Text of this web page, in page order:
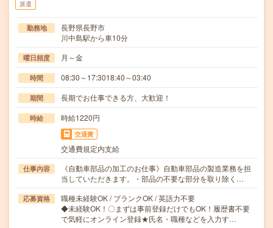
派遣
勤務地
長野県長野市
川中島駅から車10分
曜日頻度 月～金
時間 08:30～17:3018:40～03:40
期間 長期でお仕事できる方、大歓迎！
時給 時給1220円
交通費
交通費規定内支給
仕事内容
《自動車部品の加工のお仕事》自動車部品の製造業務を担
当していただきます。・部品の不要な部分を取り除く…
応募資格
職種未経験OK / ブランクOK / 英語力不要
◆未経験OK！〇まずは事前登録だけでもOK！履歴書不要
で気軽にオンライン登録★氏名・職種などを入力す…